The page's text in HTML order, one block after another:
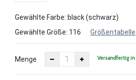
Gewählte Farbe: black (schwarz)
Gewählte Größe: 116 Größentabelle
Menge Versandfertig